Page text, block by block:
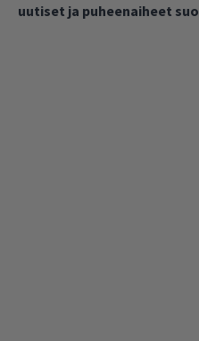
uutiset ja puheenaiheet